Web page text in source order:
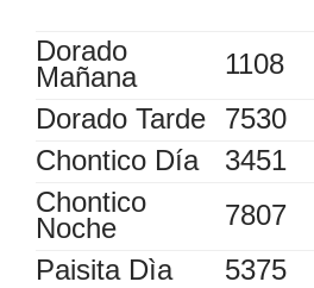
Dorado
Mañana
1108
Dorado Tarde
7530
Chontico Día
3451
Chontico
Noche
7807
Paisita Dìa
5375